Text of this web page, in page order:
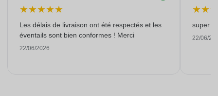
★★★★★
Les délais de livraison ont été respectés et les
éventails sont bien conformes ! Merci
22/06/2026
★★
super
22/06/